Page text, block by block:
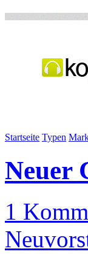
Startseite Typen
Neuer
1